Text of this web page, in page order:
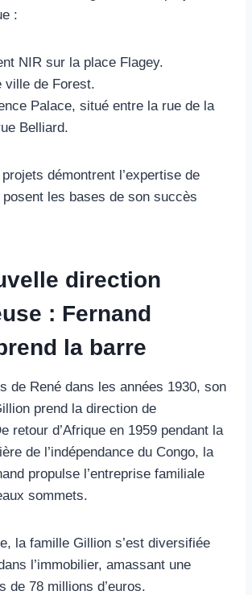
:
NIR sur la place Flagey.
ville de Forest.
Palace, situé entre la rue de la
Belliard.
démontrent l’expertise de
posent les bases de son succès
direction
: Fernand
la barre
de René dans les années 1930, son
prend la direction de
retour d’Afrique en 1959 pendant la
de l’indépendance du Congo, la
propulse l’entreprise familiale
sommets.
la famille Gillion s’est diversifiée
l’immobilier, amassant une
de 78 millions d’euros.